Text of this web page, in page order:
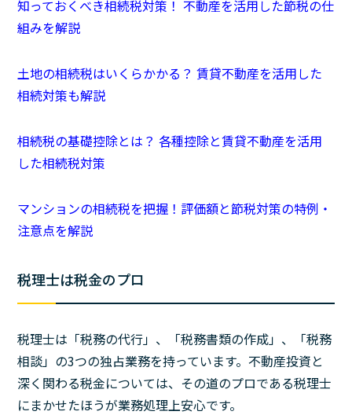
知っておくべき相続税対策！ 不動産を活用した節税の仕
組みを解説
土地の相続税はいくらかかる？ 賃貸不動産を活用した
相続対策も解説
相続税の基礎控除とは？ 各種控除と賃貸不動産を活用
した相続税対策
マンションの相続税を把握！評価額と節税対策の特例・
注意点を解説
税理士は税金のプロ
税理士は「税務の代行」、「税務書類の作成」、「税務
相談」の3つの独占業務を持っています。不動産投資と
深く関わる税金については、その道のプロである税理士
にまかせたほうが業務処理上安心です。